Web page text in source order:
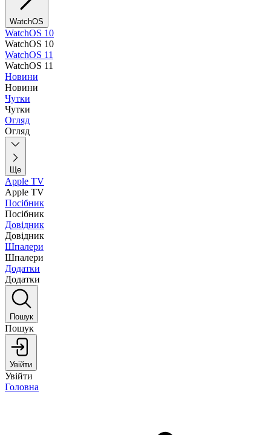
WatchOS
WatchOS 10
WatchOS 10
WatchOS 11
WatchOS 11
Новини
Новини
Чутки
Чутки
Огляд
Огляд
Ще
Apple TV
Apple TV
Посібник
Посібник
Довідник
Довідник
Шпалери
Шпалери
Додатки
Додатки
Пошук
Пошук
Увійти
Увійти
Головна